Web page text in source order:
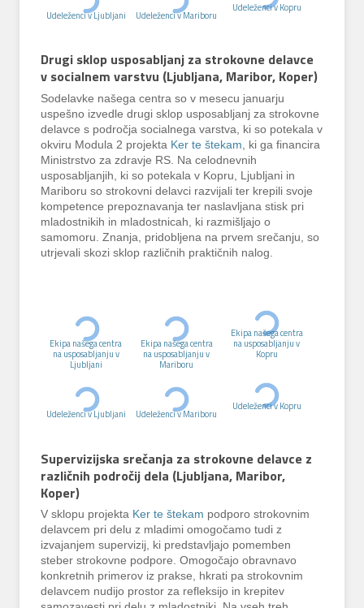
Udeleženci v Ljubljani Udeleženci v Mariboru
Udeleženci v Kopru
Drugi sklop usposabljanj za strokovne delavce
v socialnem varstvu (Ljubljana, Maribor, Koper)
Sodelavke našega centra so v mesecu januarju
uspešno izvedle drugi sklop usposabljanj za strokovne
delavce s področja socialnega varstva, ki so potekala v
okviru Modula 2 projekta Ker te štekam , ki ga financira
Ministrstvo za zdravje RS. Na celodnevnih
usposabljanjih, ki so potekala v Kopru, Ljubljani in
Mariboru so strokovni delavci razvijali ter krepili svoje
kompetence prepoznavanja ter naslavljana stisk pri
mladostnikih in mladostnicah, ki razmišljajo o
samomoru. Znanja, pridobljena na prvem srečanju, so
utrjevali skozi sklop različnih praktičnih nalog.
Ekipa našega centra
na usposabljanju v
Ljubljani
Ekipa našega centra
na usposabljanju v
Mariboru
Ekipa našega centra
na usposabljanju v
Kopru
Udeleženci v Ljubljani Udeleženci v Mariboru
Udeleženci v Kopru
Supervizijska srečanja za strokovne delavce z
različnih področij dela (Ljubljana, Maribor,
Koper)
V sklopu projekta Ker te štekam podporo strokovnim
delavcem pri delu z mladimi omogočamo tudi z
izvajanjem supervizij, ki predstavljajo pomemben
steber strokovne podpore. Omogočajo obravnavo
konkretnih primerov iz prakse, hkrati pa strokovnim
delavcem nudijo prostor za refleksijo in krepitev